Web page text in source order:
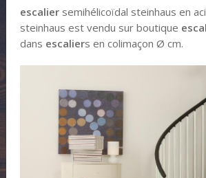
escaliersemihélicoïdal steinhaus en
steinhaus est vendu sur boutique
dans escaliers en colimaçon Ø cm.